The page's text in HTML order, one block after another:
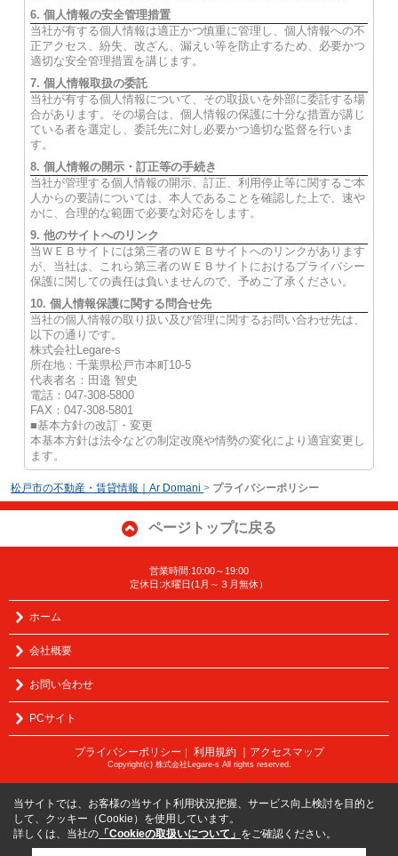
6. 個人情報の安全管理措置
当社が有する個人情報は適正かつ慎重に管理し、個人情報への不
正アクセス、紛失、改ざん、漏えい等を防止するため、必要かつ
適切な安全管理措置を講じます。
7. 個人情報取扱の委託
当社が有する個人情報について、その取扱いを外部に委託する場
合があります。その場合は、個人情報の保護に十分な措置が講じ
ている者を選定し、委託先に対し必要かつ適切な監督を行いま
す。
8. 個人情報の開示・訂正等の手続き
当社が管理する個人情報の開示、訂正、利用停止等に関するご本
人からの要請については、本人であることを確認した上で、速や
かに、合理的な範囲で必要な対応をします。
9. 他のサイトへのリンク
当ＷＥＢサイトには第三者のＷＥＢサイトへのリンクがあります
が、当社は、これら第三者のＷＥＢサイトにおけるプライバシー
保護に関しての責任は負いませんので、予めご了承ください。
10. 個人情報保護に関する問合せ先
当社の個人情報の取り扱い及び管理に関するお問い合わせ先は、
以下の通りです。
株式会社Legare-s
所在地：千葉県松戸市本町10-5
代表者名：田邉 智史
電話：047-308-5800
FAX：047-308-5801
■基本方針の改訂・変更
本基本方針は法令などの制定改廃や情勢の変化により適宜変更し
ます。
松戸市の不動産・賃貸情報｜Ar Domani > プライバシーポリシー
ページトップに戻る
営業時間:10:00～19:00
定休日:水曜日(1月～３月無休）
ホーム
会社概要
お問い合わせ
PCサイト
プライバシーポリシー ｜ 利用規約 ｜アクセスマップ
Copyright(c) 株式会社Legare-s All rights reserved.
当サイトでは、お客様の当サイト利用状況把握、サービス向上検討を目的と
して、クッキー（Cookie）を使用しています。
詳しくは、当社の 「Cookieの取扱いについて」 をご確認ください。